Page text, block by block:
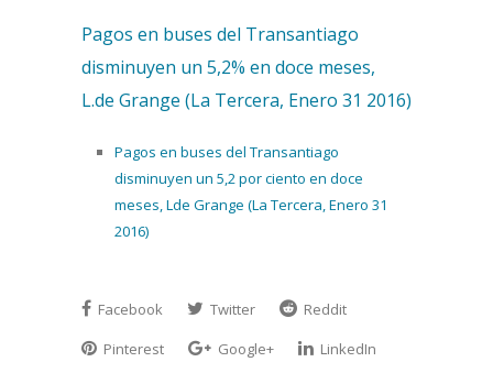
Pagos en buses del Transantiago
disminuyen un 5,2% en doce meses,
L.de Grange (La Tercera, Enero 31 2016)
Pagos en buses del Transantiago
disminuyen un 5,2 por ciento en doce
meses, Lde Grange (La Tercera, Enero 31
2016)
Facebook Twitter
Reddit
Pinterest
Google+
LinkedIn